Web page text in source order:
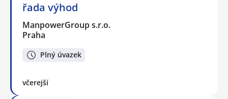
řada výhod
ManpowerGroup s.r.o.
Praha
Plný úvazek
včerejší